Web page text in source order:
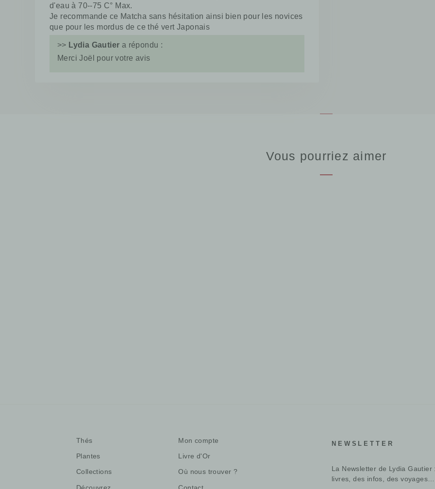
d'eau à 70--75 C° Max.
Je recommande ce Matcha sans hésitation ainsi bien pour les novices
que pour les mordus de ce thé vert Japonais
>> Lydia Gautier a répondu :
Merci Joël pour votre avis
Vous pourriez aimer
Thés
Plantes
Collections
Mon compte
Livre d'Or
Où nous trouver ?
NEWSLETTER
La Newsletter de Lydia
livres, des infos, des voyages…